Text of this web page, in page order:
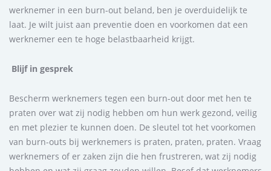
werknemer in een burn-out beland, ben je overduidelijk te
laat. Je wilt juist aan preventie doen en voorkomen dat een
werknemer een te hoge belastbaarheid krijgt.
Blijf in gesprek
Bescherm werknemers tegen een burn-out door met hen te
praten over wat zij nodig hebben om hun werk gezond, veilig
en met plezier te kunnen doen. De sleutel tot het voorkomen
van burn-outs bij werknemers is praten, praten, praten. Vraag
werknemers of er zaken zijn die hen frustreren, wat zij nodig